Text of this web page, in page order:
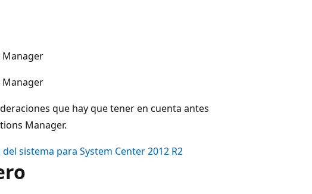
Manager
Manager
que hay que tener en cuenta antes
Manager.
sistema para System Center 2012 R2